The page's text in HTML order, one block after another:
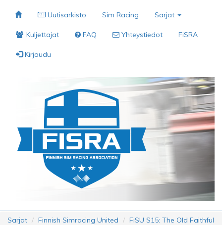
Uutisarkisto Sim Racing Sarjat
Kuljettajat FAQ Yhteystiedot FiSRA
Kirjaudu
Sarjat Finnish Simracing United
FiSU S15: The Old Faithful